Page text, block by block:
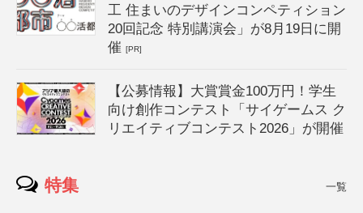
工 住まいのデザインコンペティション
20回記念 特別講演会」が8月19日に開
催[PR]
【公募情報】大賞賞金100万円！学生
向け創作コンテスト「サイゲームス ク
リエイティブコンテスト2026」が開催
特集 一覧